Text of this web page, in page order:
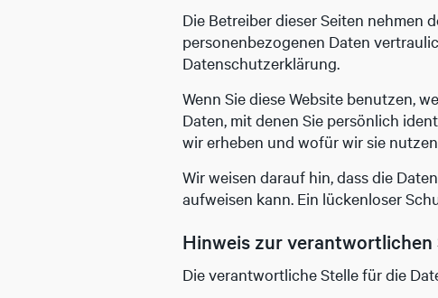
Die Betreiber dieser Seiten nehmen
personenbezogenen Daten
Datenschutzerklärung.
Wenn Sie diese Website benutzen,
Daten, mit denen Sie persönlich
wir erheben und wofür wir sie
Wir weisen darauf hin, dass die
aufweisen kann. Ein lückenloser
Hinweis zur verantwortlichen
Die verantwortliche Stelle für die